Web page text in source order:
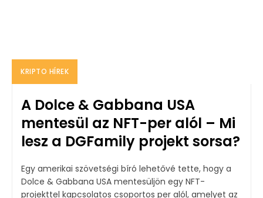
KRIPTO HÍREK
A Dolce & Gabbana USA
mentesül az NFT-per alól – Mi
lesz a DGFamily projekt sorsa?
Egy amerikai szövetségi bíró lehetővé tette, hogy a
Dolce & Gabbana USA mentesüljön egy NFT-
projekttel kapcsolatos csoportos per alól, amelyet az